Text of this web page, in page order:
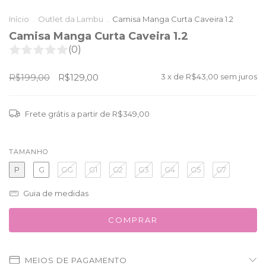
Início Outlet da Lambu Camisa Manga Curta Caveira 1.2
Camisa Manga Curta Caveira 1.2
(0)
R$199,00 R$129,00 3 x de R$43,00 sem juros
Frete grátis a partir de R$349,00
TAMANHO
P G GG G1 G2 G3 G4 G5 G7
Guia de medidas
MEIOS DE PAGAMENTO